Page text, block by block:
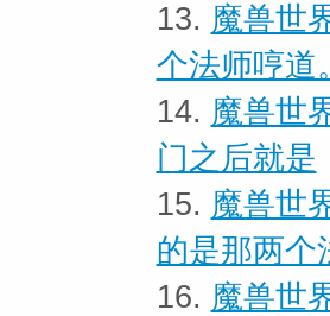
13. 魔兽世
个法师哼道
14. 魔兽世
门之后就是
15. 魔兽世
的是那两个
16. 魔兽世